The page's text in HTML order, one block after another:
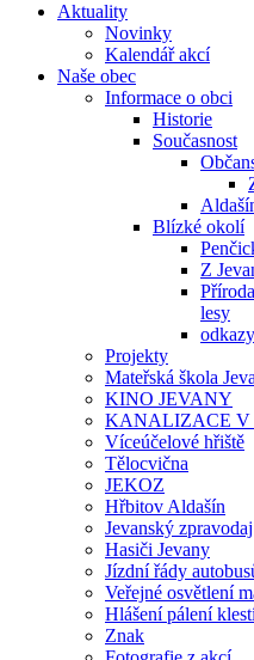
Aktuality
Novinky
Kalendář akcí
Naše obec
Informace o obci
Historie
Současnost
Blízké okolí
Z
lesy
Projekty
Mateřská škola
KINO JEVANY
KANALIZACE V
Víceúčelové hřiště
Tělocvična
JEKOZ
Hřbitov Aldašín
Jevanský zpravodaj
Hasiči Jevany
Jízdní řády
Veřejné osvětlení
Hlášení pálení
Znak